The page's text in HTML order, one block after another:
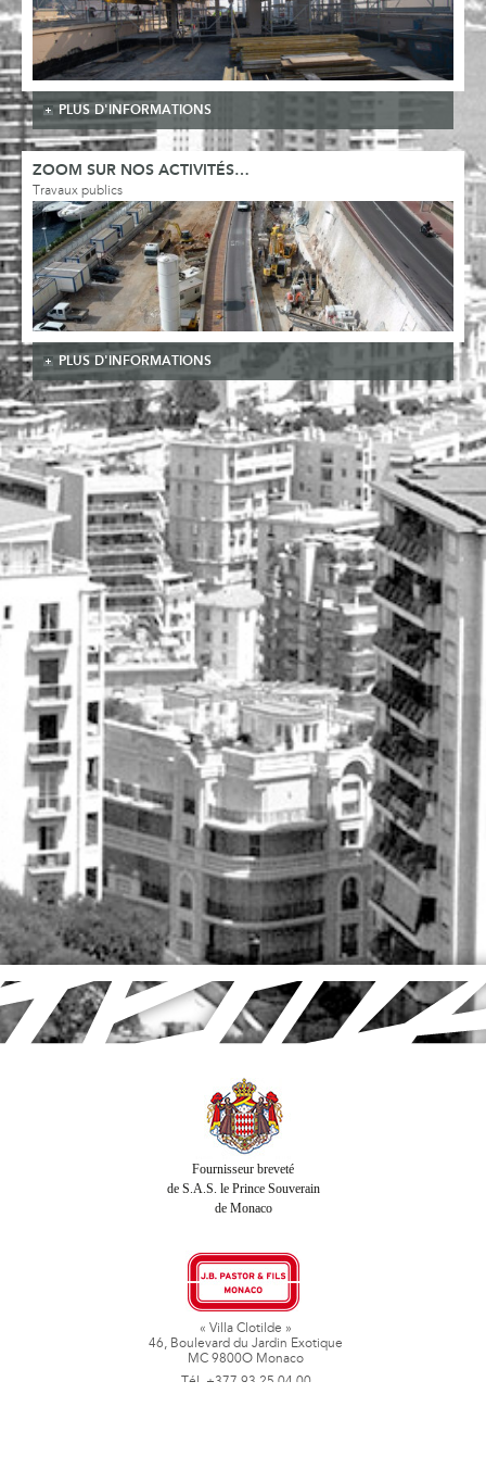
PLUS D'INFORMATIONS
ZOOM SUR NOS ACTIVITÉS…
Travaux publics
PLUS D'INFORMATIONS
Fournisseur breveté
de S.A.S. le Prince Souverain
de Monaco
« Villa Clotilde »
46, Boulevard du Jardin Exotique
MC 9800O Monaco
Tél. +377 93 25 04 00